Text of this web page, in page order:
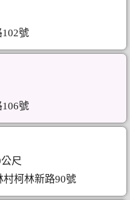
號
號
尺
村柯林新路90號